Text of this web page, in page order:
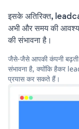
इसके अतिरिक्त,
अभी और समय की
की संभावना है।
जैसे-जैसे आपकी कंपनी बढ़ती
संभावना है, क्योंकि हैकर
प्रयास कर सकते हैं।